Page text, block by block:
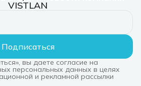
VISTLAN
Подписаться
вы даете согласие на
персональных данных в целях
и рекламной рассылки